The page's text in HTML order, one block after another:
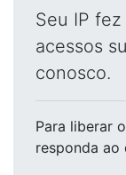
Seu IP
acessos
conosco.
Para liberar
responda ao